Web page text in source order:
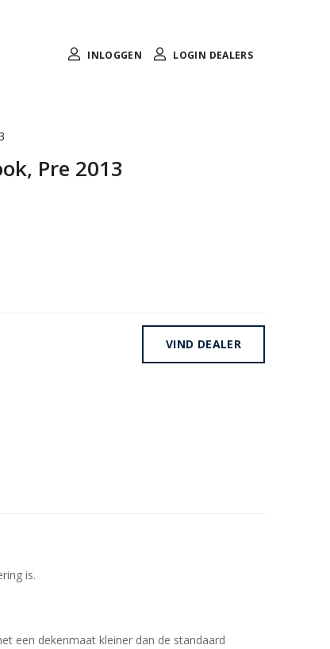
INLOGGEN LOGIN DEALERS
Pre 2013
VIND DEALER
is.
een dekenmaat kleiner dan de standaard